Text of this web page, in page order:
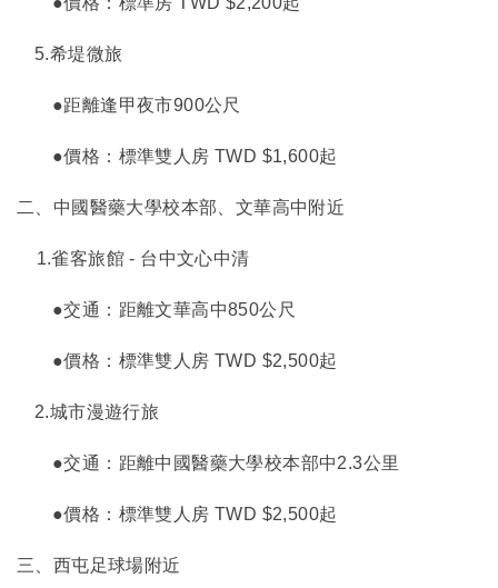
5.希堤微旅
●距離逢甲夜市900公尺
●價格：標準雙人房 TWD $1,600起
二、中國醫藥大學校本部、文華高中附近
1.雀客旅館 - 台中文心中清
●交通：距離文華高中850公尺
●價格：標準雙人房 TWD $2,500起
2.城市漫遊行旅
●交通：距離中國醫藥大學校本部中2.3公里
●價格：標準雙人房 TWD $2,500起
三、西屯足球場附近